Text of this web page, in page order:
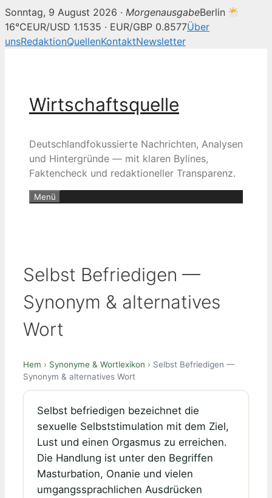
Sonntag, 9 August 2026 · MorgenausgabeBerlin
16°CEUR/USD 1.1535 · EUR/GBP 0.8577Über
unsRedaktionQuellenKontaktNewsletter
Wirtschaftsquelle
Deutschlandfokussierte Nachrichten, Analysen
und Hintergründe — mit klaren Bylines,
Faktencheck und redaktioneller Transparenz.
Menü
Selbst Befriedigen —
Synonym & alternatives
Wort
Hem › Synonyme & Wortlexikon › Selbst Befriedigen —
Synonym & alternatives Wort
Selbst befriedigen bezeichnet die
sexuelle Selbststimulation mit dem Ziel,
Lust und einen Orgasmus zu erreichen.
Die Handlung ist unter den Begriffen
Masturbation, Onanie und vielen
umgangssprachlichen Ausdrücken